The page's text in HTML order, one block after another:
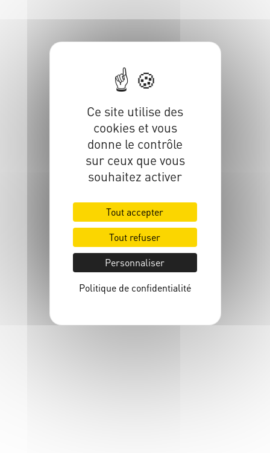
Ce site utilise des
cookies et vous
donne le contrôle
sur ceux que vous
souhaitez activer
Tout accepter
Tout refuser
Personnaliser
Politique de confidentialité